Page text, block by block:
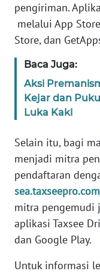
pengiriman.
melalui App
Store, dan
Baca Juga:
Aksi
Kejar dan
Luka Kaki
Selain itu, bagi
menjadi mitra
pendaftaran
mitra pengemudi
aplikasi Taxsee
dan Google Play.
Untuk informasi
WN
SULTRA
WN
WN
SULTENG
SULBAR
WN
BABEL
WN